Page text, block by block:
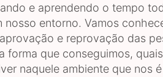
e aprendendo o tempo
nosso entorno. Vamos
e reprovação das
forma que conseguimos,
naquele ambiente que nos